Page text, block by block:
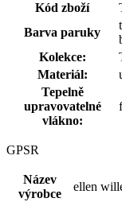
Kód zboží
Barva paruky
Kolekce:
Materiál:
Tepelně
upravovatelné
vlákno:
GPSR
Název
výrobce
ellen